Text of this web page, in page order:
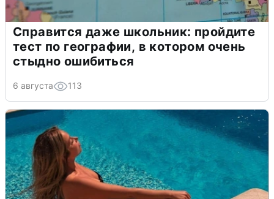
Справится даже школьник: пройдите
тест по географии, в котором очень
стыдно ошибиться
6 августа 113